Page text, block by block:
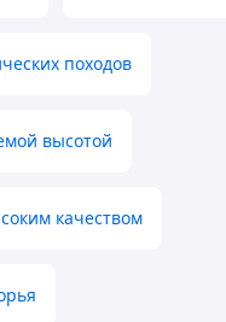
походов
высотой
качеством